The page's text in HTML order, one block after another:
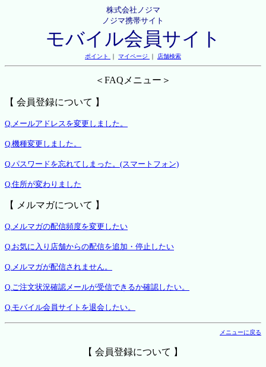
株式会社ノジマ
ノジマ携帯サイト
モバイル会員サイト
ポイント ｜ マイページ ｜ 店舗検索
＜FAQメニュー＞
【 会員登録について 】
Q.メールアドレスを変更しました。
Q.機種変更しました。
Q.パスワードを忘れてしまった。(スマートフォン)
Q.住所が変わりました
【 メルマガについて 】
Q.メルマガの配信頻度を変更したい
Q.お気に入り店舗からの配信を追加・停止したい
Q.メルマガが配信されません。
Q.ご注文状況確認メールが受信できるか確認したい。
Q.モバイル会員サイトを退会したい。
メニューに戻る
【 会員登録について 】